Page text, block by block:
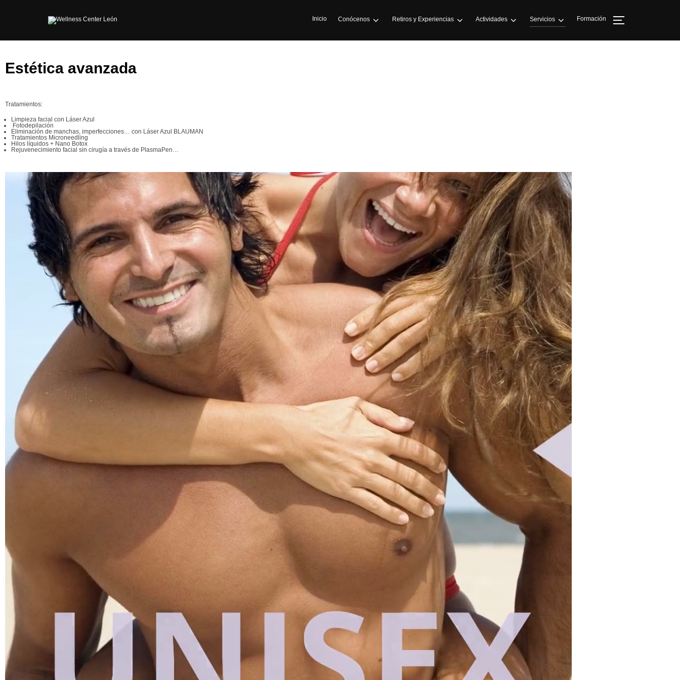
Inicio Conócenos Retiros y Experiencias Actividades Servicios Formación
Estética avanzada
Tratamientos:
Limpieza facial con Láser Azul
Fotodepilación
Eliminación de manchas, imperfecciones… con Láser Azul BLAUMAN
Tratamientos Microneedling
Hilos líquidos + Nano Botox
Rejuvenecimiento facial sin cirugía a través de PlasmaPen…